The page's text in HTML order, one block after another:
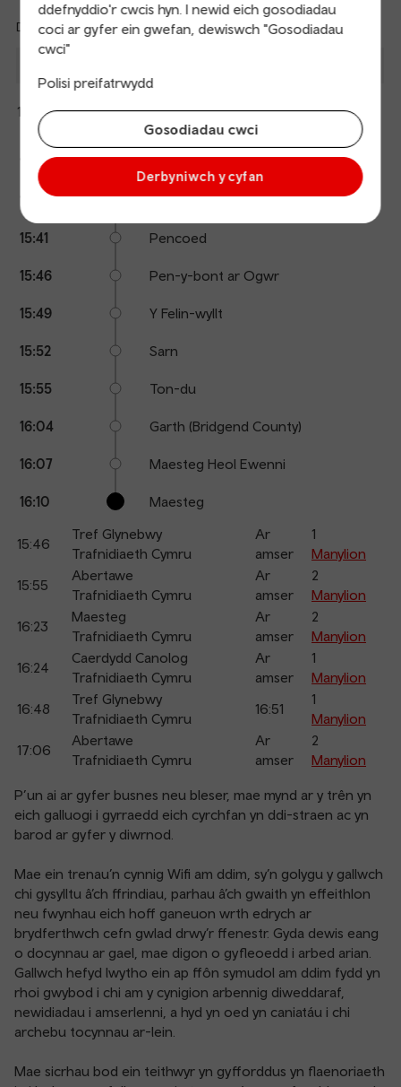
ddefnyddio'r cwcis hyn. I newid eich gosodiadau
coci ar gyfer ein gwefan, dewiswch "Gosodiadau
cwci"
Polisi preifatrwydd
Gosodiadau cwci
Derbyniwch y cyfan
Diweddaredig: 08/08/2026 15:18:04
15:24
Trafnidiaeth Cymru
15:33
Cuddio
manylion
Calling
points
Arrival
time
Station
15:33 Pont-y-clun
15:37 Llanharan
15:41 Pencoed
15:46 Pen-y-bont ar Ogwr
15:49 Y Felin-wyllt
15:52 Sarn
15:55 Ton-du
16:04 Garth (Bridgend County)
16:07 Maesteg Heol Ewenni
16:10 Maesteg
15:46
Tref Glynebwy
Trafnidiaeth Cymru
Ar
amser
1
Manylion
15:55
Abertawe
Trafnidiaeth Cymru
Ar
amser
2
Manylion
16:23
Maesteg
Trafnidiaeth Cymru
Ar
amser
2
Manylion
16:24
Caerdydd Canolog
Trafnidiaeth Cymru
Ar
amser
1
Manylion
16:48
Tref Glynebwy
Trafnidiaeth Cymru
16:51
1
Manylion
17:06
Abertawe
Trafnidiaeth Cymru
Ar
amser
2
Manylion
P’un ai ar gyfer busnes neu bleser, mae mynd ar y trên yn
eich galluogi i gyrraedd eich cyrchfan yn ddi-straen ac yn
barod ar gyfer y diwrnod.
Mae ein trenau’n cynnig Wifi am ddim, sy’n golygu y gallwch
chi gysylltu â’ch ffrindiau, parhau â’ch gwaith yn effeithlon
neu fwynhau eich hoff ganeuon wrth edrych ar
brydferthwch cefn gwlad drwy’r ffenestr. Gyda dewis eang
o docynnau ar gael, mae digon o gyfleoedd i arbed arian.
Gallwch hefyd lwytho ein ap ffôn symudol am ddim fydd yn
rhoi gwybod i chi am y cynigion arbennig diweddaraf,
newidiadau i amserlenni, a hyd yn oed yn caniatáu i chi
archebu tocynnau ar-lein.
Mae sicrhau bod ein teithwyr yn gyfforddus yn flaenoriaeth